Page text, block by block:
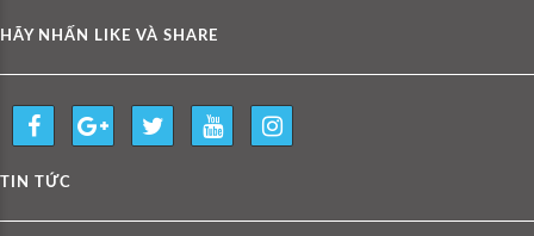
HÃY NHẤN LIKE VÀ SHARE
TIN TỨC